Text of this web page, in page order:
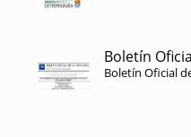
Boletín
Boletín Oficial